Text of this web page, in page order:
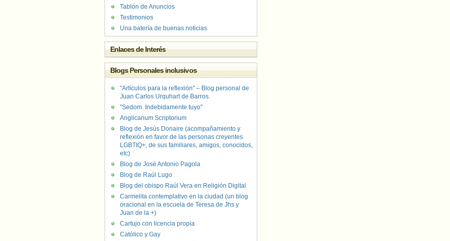
Tablón de Anuncios
Testimonios
Una batería de buenas noticias
Enlaces de Interés
Blogs Personales inclusivos
"Artículos para la reflexión" – Blog personal de
Juan Carlos Urquhart de Barros.
"Sedom. Indebidamente tuyo"
Anglicanum Scriptorium
Blog de Jesús Donaire (acompañamiento y
reflexión en favor de las personas creyentes
LGBTIQ+, de sus familiares, amigos, conocidos,
etc)
Blog de José Antonio Pagola
Blog de Raúl Lugo
Blog del obispo Raúl Vera en Religión Digital
Carmelita contemplativo en la ciudad (un blog
oracional en la escuela de Teresa de Jhs y
Juan de la +)
Cartujo con licencia propia
Católico y Gay